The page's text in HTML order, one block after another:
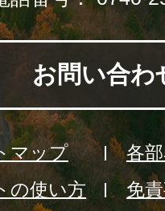
お問い合わ
マップ
各
の使い方
免